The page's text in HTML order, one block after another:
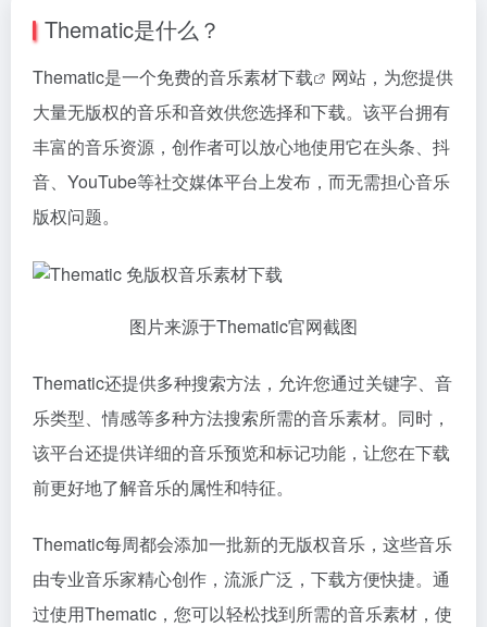
Thematic是什么？
Thematic是一个免费的音乐素材下载
网站，为您提供
大量无版权的音乐和音效供您选择和下载。该平台拥有
丰富的音乐资源，创作者可以放心地使用它在头条、抖
音、YouTube等社交媒体平台上发布，而无需担心音乐
版权问题。
图片来源于Thematic官网截图
Thematic还提供多种搜索方法，允许您通过关键字、音
乐类型、情感等多种方法搜索所需的音乐素材。同时，
该平台还提供详细的音乐预览和标记功能，让您在下载
前更好地了解音乐的属性和特征。
Thematic每周都会添加一批新的无版权音乐，这些音乐
由专业音乐家精心创作，流派广泛，下载方便快捷。通
过使用Thematic，您可以轻松找到所需的音乐素材，使